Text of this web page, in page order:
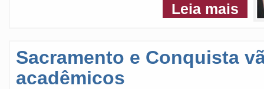
Leia mais
Sacramento e Conquista
acadêmicos